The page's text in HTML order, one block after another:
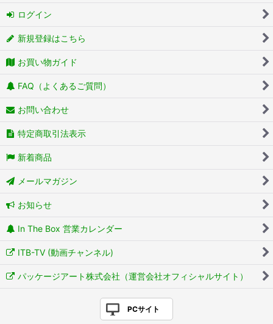
ログイン
新規登録はこちら
お買い物ガイド
FAQ（よくあるご質問）
お問い合わせ
特定商取引法表示
新着商品
メールマガジン
お知らせ
In The Box 営業カレンダー
ITB-TV (動画チャンネル)
パッケージアート株式会社（運営会社オフィシャルサイト）
PCサイト